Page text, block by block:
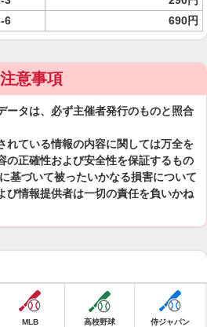
6 690円
注意事項
ータは、必ず主催者発行のものと照合
れている情報の内容に関しては万全を
の正確性および安全性を保証するもの
基づいて被ったいかなる損害について
び情報提供者は一切の責任を負いかね
MLB 高校野球 侍ジャパン